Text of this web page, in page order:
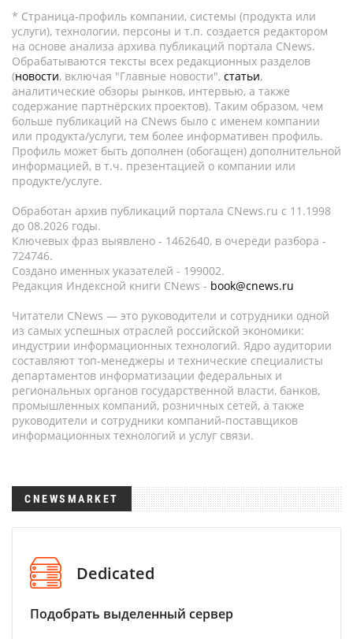
* Страница-профиль компании, системы (продукта или
услуги), технологии, персоны и т.п. создается редактором
на основе анализа архива публикаций портала CNews.
Обрабатываются тексты всех редакционных разделов
(новости, включая "Главные новости", статьи,
аналитические обзоры рынков, интервью, а также
содержание партнёрских проектов). Таким образом, чем
больше публикаций на CNews было с именем компании
или продукта/услуги, тем более информативен профиль.
Профиль может быть дополнен (обогащен) дополнительной
информацией, в т.ч. презентацией о компании или
продукте/услуге.
Обработан архив публикаций портала CNews.ru c 11.1998
до 08.2026 годы.
Ключевых фраз выявлено - 1462640, в очереди разбора -
724746.
Создано именных указателей - 199002.
Редакция Индексной книги CNews - book@cnews.ru
Читатели CNews — это руководители и сотрудники одной
из самых успешных отраслей российской экономики:
индустрии информационных технологий. Ядро аудитории
составляют топ-менеджеры и технические специалисты
департаментов информатизации федеральных и
региональных органов государственной власти, банков,
промышленных компаний, розничных сетей, а также
руководители и сотрудники компаний-поставщиков
информационных технологий и услуг связи.
CNEWSMARKET
Dedicated
Подобрать выделенный сервер